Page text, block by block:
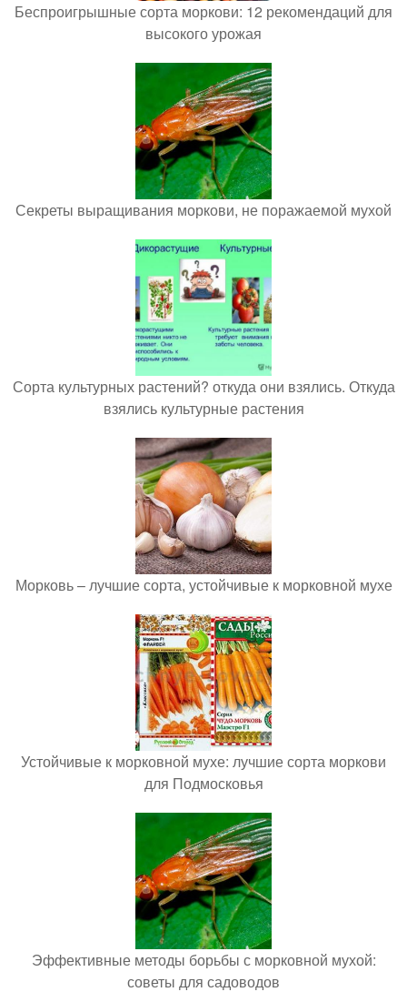
Беспроигрышные сорта моркови: 12 рекомендаций для
высокого урожая
Секреты выращивания моркови, не поражаемой мухой
Сорта культурных растений? откуда они взялись. Откуда
взялись культурные растения
Морковь – лучшие сорта, устойчивые к морковной мухе
Устойчивые к морковной мухе: лучшие сорта моркови
для Подмосковья
Эффективные методы борьбы с морковной мухой:
советы для садоводов